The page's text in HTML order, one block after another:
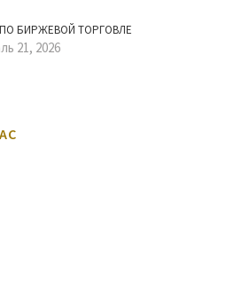
БИРЖЕВОЙ ТОРГОВЛЕ
21, 2026